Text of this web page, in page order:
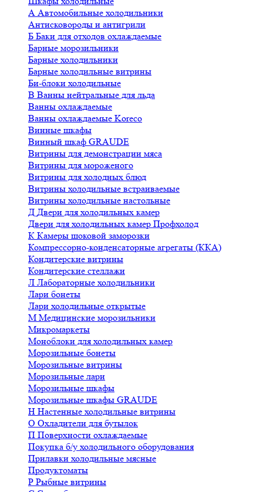
А Автомобильные холодильники
Антисковороды и антигрили
Б Баки для отходов охлаждаемые
Барные морозильники
Барные холодильники
Барные холодильные витрины
Би-блоки холодильные
В Ванны нейтральные для льда
Ванны охлаждаемые
Ванны охлаждаемые Koreco
Винные шкафы
Винный шкаф GRAUDE
Витрины для демонстрации мяса
Витрины для мороженого
Витрины для холодных блюд
Витрины холодильные встраиваемые
Витрины холодильные настольные
Д Двери для холодильных камер
Двери для холодильных камер Профхолод
К Камеры шоковой заморозки
Компрессорно-конденсаторные агрегаты (ККА)
Кондитерские витрины
Кондитерские стеллажи
Л Лабораторные холодильники
Лари бонеты
Лари холодильные открытые
М Медицинские морозильники
Микромаркеты
Моноблоки для холодильных камер
Морозильные бонеты
Морозильные витрины
Морозильные лари
Морозильные шкафы
Морозильные шкафы GRAUDE
Н Настенные холодильные витрины
О Охладители для бутылок
П Поверхности охлаждаемые
Покупка б/у холодильного оборудования
Прилавки холодильные мясные
Продуктоматы
Р Рыбные витрины